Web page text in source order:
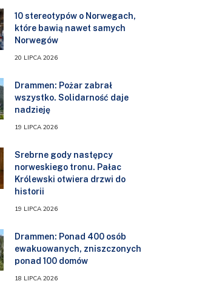
10 stereotypów o Norwegach,
które bawią nawet samych
Norwegów
20 LIPCA 2026
Drammen: Pożar zabrał
wszystko. Solidarność daje
nadzieję
19 LIPCA 2026
Srebrne gody następcy
norweskiego tronu. Pałac
Królewski otwiera drzwi do
historii
19 LIPCA 2026
Drammen: Ponad 400 osób
ewakuowanych, zniszczonych
ponad 100 domów
18 LIPCA 2026